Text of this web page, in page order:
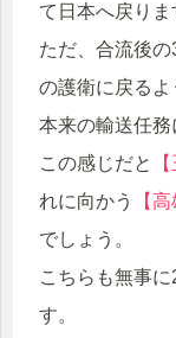
て日本へ戻りま
ただ、合流後の
の護衛に戻る
本来の輸送任務
この感じだと
れに向かう
【高
でしょう。
こちらも無事
す。